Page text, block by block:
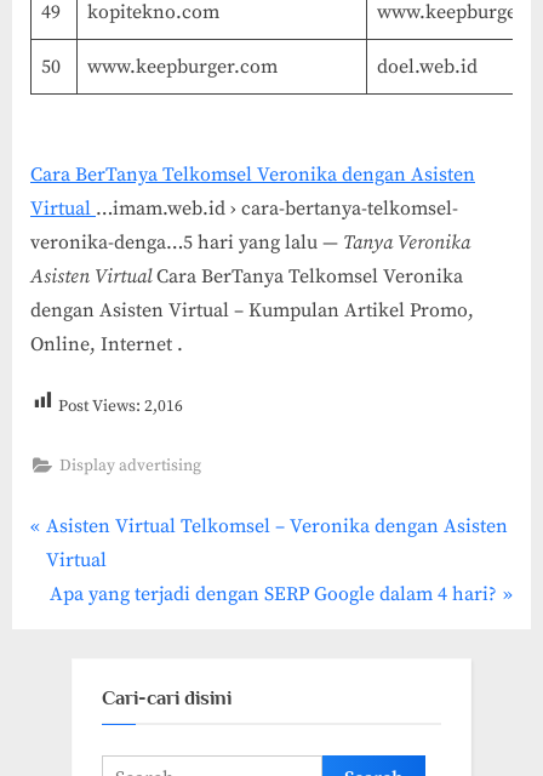
49 kopitekno.com
50 www.keepburger.com doel.web.id
Cara BerTanya Telkomsel Veronika dengan Asisten
Virtual …imam.web.id › cara-bertanya-telkomsel-
veronika-denga…5 hari yang lalu — Tanya Veronika
Asisten VirtualCara BerTanya Telkomsel Veronika
dengan Asisten Virtual – Kumpulan Artikel Promo,
Online, Internet .
Post Views: 2,016
Display advertising
Post
navigation
P
r
e
Asisten Virtual Telkomsel – Veronika dengan Asisten
Virtual
N
Apa yang terjadi dengan SERP Google dalam 4 hari?
Cari-cari disini
Search